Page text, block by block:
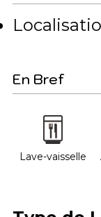
En Bref
Lave-vaisselle